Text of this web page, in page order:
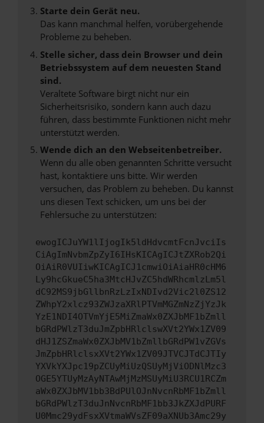
Starte dein Gerät neu.
Das kann manchmal helfen, vorübergehende
Probleme zu beheben.
Stelle sicher, dass dein Browser und dein
Betriebssystem auf dem neuesten Stand
sind.
Veraltete Software birgt nicht nur ein
Sicherheitsrisiko, sondern kann auch dazu
führen, dass bestimmte Funktionen nicht mehr
unterstützt werden.
Wende dich an den Webseitenbetreiber.
Wenn du alle oben genannten Schritte versucht
hast, kontaktiere uns bitte. Wir werden
versuchen, das Problem zu beheben. Du kannst
uns diesen Text schicken, um uns bei der
Fehlersuche zu unterstützen:
ewogICJuYW1lIjogIk5ldHdvcmtFcnJvciIs
CiAgImNvbmZpZyI6IHsKICAgICJtZXRob2Qi
OiAiR0VUIiwKICAgICJ1cmwiOiAiaHR0cHM6
Ly9hcGkueC5ha3MtcHJvZC5hdWRhcmlzLm5l
dC92MS9jbGllbnRzLzIxNDIvd2Vic2l0ZS12
ZWhpY2xlcz93ZWJzaXRlPTVmMGZmNzZjYzJk
YzE1NDI4OTVmYjE5MiZmaWx0ZXJbMF1bZmll
bGRdPWlzT3duJmZpbHRlclswXVt2YWx1ZV09
dHJ1ZSZmaWx0ZXJbMV1bZmllbGRdPW1vZGVs
JmZpbHRlclsxXVt2YWx1ZV09JTVCJTdCJTIy
YXVkYXJpc19pZCUyMiUzQSUyMjViODNlMzc3
OGE5YTUyMzAyNTAwMjMzMSUyMiU3RCU1RCZm
aWx0ZXJbMV1bb3BdPUlOJnNvcnRbMF1bZmll
bGRdPWlzT3duJnNvcnRbMF1bb3JkZXJdPURF
U0Mmc29ydFsxXVtmaWVsZF09aXNUb3Amc29y